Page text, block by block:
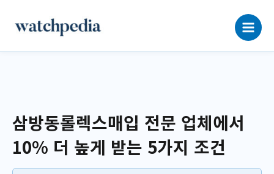
로
삼방동롤렉스매입 전문 업체에서
10% 더 높게 받는 5가지 조건